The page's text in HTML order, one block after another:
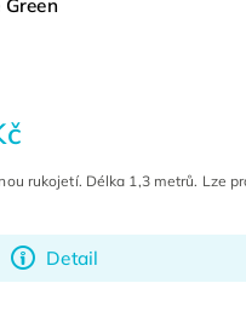
Detail
rukojetí. Délka 1,3 metrů. Lze